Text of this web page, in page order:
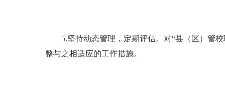
5.坚持动态管理，定期评估。对“县（区）管校
整与之相适应的工作措施。